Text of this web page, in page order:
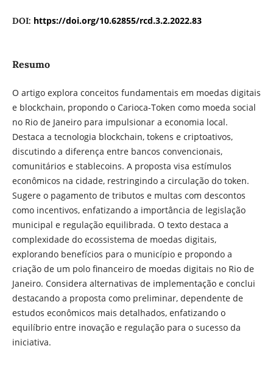
DOI: https://doi.org/10.62855/rcd.3.2.2022.83
Resumo
O artigo explora conceitos fundamentais em moedas digitais
e blockchain, propondo o Carioca-Token como moeda social
no Rio de Janeiro para impulsionar a economia local.
Destaca a tecnologia blockchain, tokens e criptoativos,
discutindo a diferença entre bancos convencionais,
comunitários e stablecoins. A proposta visa estímulos
econômicos na cidade, restringindo a circulação do token.
Sugere o pagamento de tributos e multas com descontos
como incentivos, enfatizando a importância de legislação
municipal e regulação equilibrada. O texto destaca a
complexidade do ecossistema de moedas digitais,
explorando benefícios para o município e propondo a
criação de um polo financeiro de moedas digitais no Rio de
Janeiro. Considera alternativas de implementação e conclui
destacando a proposta como preliminar, dependente de
estudos econômicos mais detalhados, enfatizando o
equilíbrio entre inovação e regulação para o sucesso da
iniciativa.